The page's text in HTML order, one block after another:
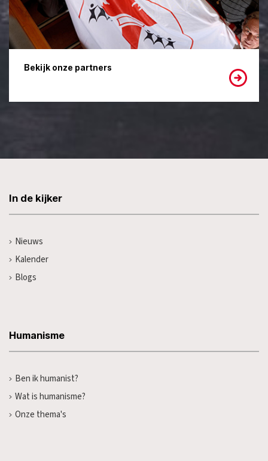
Bekijk onze partners
In de kijker
Nieuws
Kalender
Blogs
Humanisme
Ben ik humanist?
Wat is humanisme?
Onze thema's